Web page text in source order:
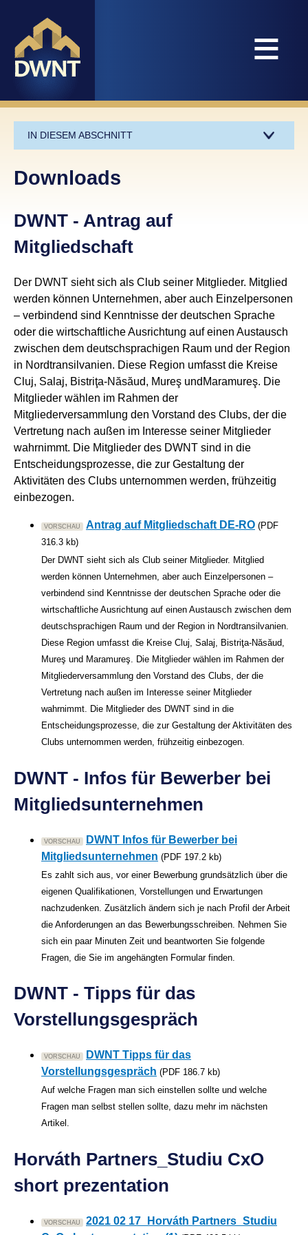
≡
IN DIESEM ABSCHNITT
Downloads
DWNT - Antrag auf
Mitgliedschaft
Der DWNT sieht sich als Club seiner Mitglieder. Mitglied
werden können Unternehmen, aber auch Einzelpersonen
– verbindend sind Kenntnisse der deutschen Sprache
oder die wirtschaftliche Ausrichtung auf einen Austausch
zwischen dem deutschsprachigen Raum und der Region
in Nordtransilvanien. Diese Region umfasst die Kreise
Cluj, Salaj, Bistriţa-Năsăud, Mureş undMaramureş. Die
Mitglieder wählen im Rahmen der
Mitgliederversammlung den Vorstand des Clubs, der die
Vertretung nach außen im Interesse seiner Mitglieder
wahrnimmt. Die Mitglieder des DWNT sind in die
Entscheidungsprozesse, die zur Gestaltung der
Aktivitäten des Clubs unternommen werden, frühzeitig
einbezogen.
VORSCHAU Antrag auf Mitgliedschaft DE-RO (PDF
316.3 kb)
Der DWNT sieht sich als Club seiner Mitglieder. Mitglied
werden können Unternehmen, aber auch Einzelpersonen –
verbindend sind Kenntnisse der deutschen Sprache oder die
wirtschaftliche Ausrichtung auf einen Austausch zwischen dem
deutschsprachigen Raum und der Region in Nordtransilvanien.
Diese Region umfasst die Kreise Cluj, Salaj, Bistriţa-Năsăud,
Mureş und Maramureş. Die Mitglieder wählen im Rahmen der
Mitgliederversammlung den Vorstand des Clubs, der die
Vertretung nach außen im Interesse seiner Mitglieder
wahrnimmt. Die Mitglieder des DWNT sind in die
Entscheidungsprozesse, die zur Gestaltung der Aktivitäten des
Clubs unternommen werden, frühzeitig einbezogen.
DWNT - Infos für Bewerber bei
Mitgliedsunternehmen
VORSCHAU
DWNT Infos für Bewerber bei
Mitgliedsunternehmen (PDF 197.2 kb)
Es zahlt sich aus, vor einer Bewerbung grundsätzlich über die
eigenen Qualifikationen, Vorstellungen und Erwartungen
nachzudenken. Zusätzlich ändern sich je nach Profil der Arbeit
die Anforderungen an das Bewerbungsschreiben. Nehmen Sie
sich ein paar Minuten Zeit und beantworten Sie folgende
Fragen, die Sie im angehängten Formular finden.
DWNT - Tipps für das
Vorstellungsgespräch
VORSCHAU
DWNT Tipps für das
Vorstellungsgespräch (PDF 186.7 kb)
Auf welche Fragen man sich einstellen sollte und welche
Fragen man selbst stellen sollte, dazu mehr im nächsten
Artikel.
Horváth Partners_Studiu CxO
short prezentation
VORSCHAU
2021 02 17_Horváth Partners_Studiu